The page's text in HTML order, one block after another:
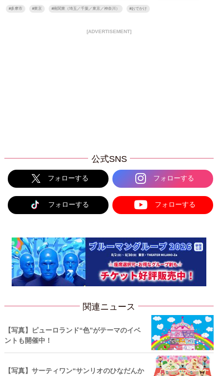
#多摩市 #東京 #南関東（埼玉／千葉／東京／神奈川） #おでかけ
[ADVERTISEMENT]
公式SNS
フォローする フォローする
フォローする フォローする
関連ニュース
【写真】ピューロランド“色”がテーマのイベ
ントも開催中！
【写真】サーティワン“サンリオのひなだんか